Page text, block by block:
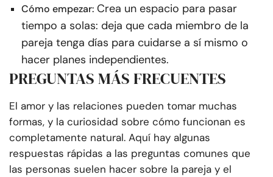
Cómo empezar: Crea un espacio para pasar
tiempo a solas: deja que cada miembro de la
pareja tenga días para cuidarse a sí mismo o
hacer planes independientes.
PREGUNTAS MÁS FRECUENTES
El amor y las relaciones pueden tomar muchas
formas, y la curiosidad sobre cómo funcionan es
completamente natural. Aquí hay algunas
respuestas rápidas a las preguntas comunes que
las personas suelen hacer sobre la pareja y el